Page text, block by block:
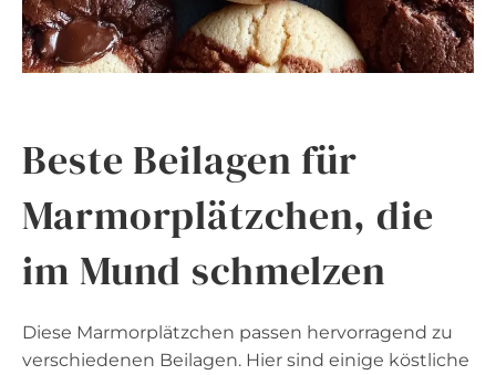
Beste Beilagen für
Marmorplätzchen, die
im Mund schmelzen
Diese Marmorplätzchen passen hervorragend zu
verschiedenen Beilagen. Hier sind einige köstliche